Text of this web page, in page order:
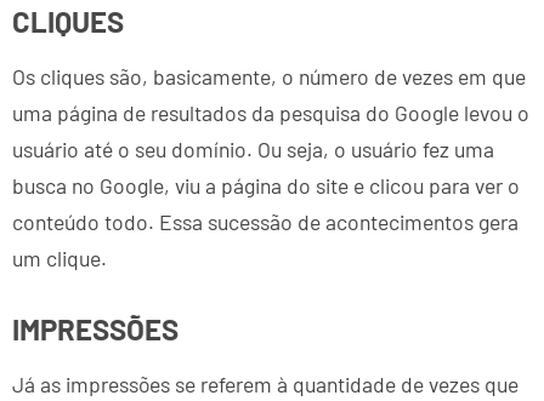
CLIQUES
Os cliques são, basicamente, o número de vezes em que
uma página de resultados da pesquisa do Google levou o
usuário até o seu domínio. Ou seja, o usuário fez uma
busca no Google, viu a página do site e clicou para ver o
conteúdo todo. Essa sucessão de acontecimentos gera
um clique.
IMPRESSÕES
Já as impressões se referem à quantidade de vezes que